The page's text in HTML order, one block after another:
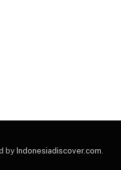
by Indonesiadiscover.com